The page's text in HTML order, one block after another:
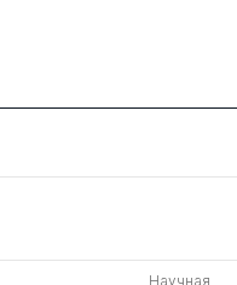
Научная